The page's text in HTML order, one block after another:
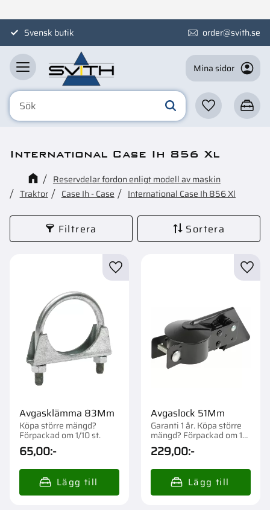
MenySvensk butik order@svith.se
Mina sidor
Favoriter
International Case Ih 856 Xl
Reservdelar fordon enligt modell av maskin
Traktor
Case Ih - Case International Case Ih 856 Xl
Filtrera Sortera
Avgasklämma 83Mm
Köpa större mängd?
Förpackad om 1/10 st.
65,00:-
Lägg till i favoriter
Avgaslock 51Mm
Garanti 1 år. Köpa större
mängd? Förpackad om 1
st.
229,00:-